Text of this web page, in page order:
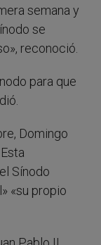
semana y
se
reconoció.
para que
Domingo
Sínodo
«su propio